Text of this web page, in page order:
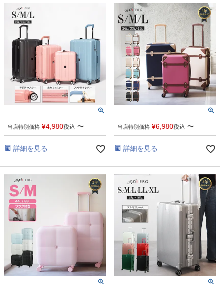
当店特別価格 ¥4,980税込 〜
詳細を見る
当店特別価格 ¥6,980税込 〜
詳細を見る